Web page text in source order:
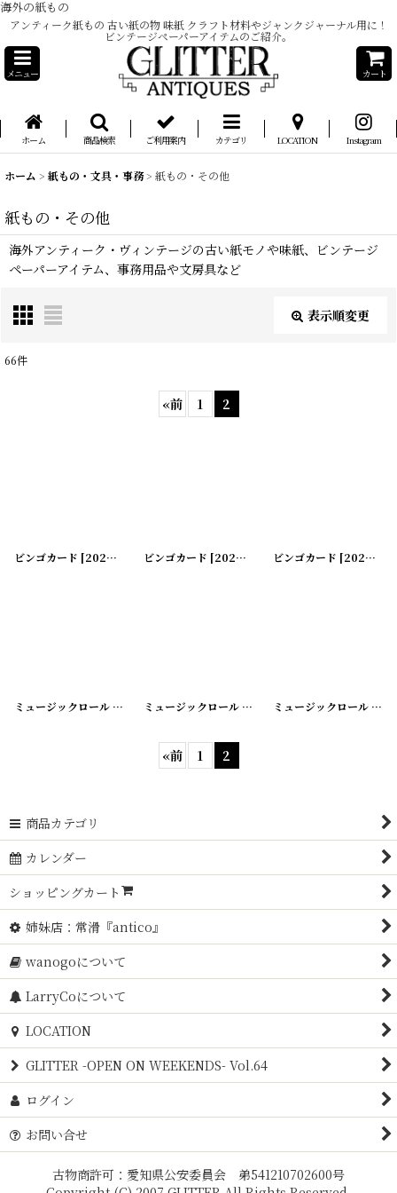
海外の紙もの
アンティーク紙もの 古い紙の物 味紙 クラフト材料やジャンクジャーナル用に！
ビンテージペーパーアイテムのご紹介。
メニュー カート
ホーム 商品検索 ご利用案内 カテゴリ LOCATION Instagram
ホーム > 紙もの・文具・事務> 紙もの・その他
紙もの・その他
海外アンティーク・ヴィンテージの古い紙モノや味紙、ビンテージ
ペーパーアイテム、事務用品や文房具など
表示順変更
閉じる
66件
«前 1 2
ビンゴカード [20200505-22 ]
ビンゴカード [20200505-23 ]
ビンゴカード [20200505-24
ミュージックロール [20200428-2]
ミュージックロール [20200428-3]
ミュージックロール [
«前 1 2
商品カテゴリ
カレンダー
ショッピングカート
姉妹店：常滑『antico』
wanogoについて
LarryCoについて
LOCATION
GLITTER -OPEN ON WEEKENDS- Vol.64
ログイン
お問い合せ
古物商許可：愛知県公安委員会 弟541210702600号